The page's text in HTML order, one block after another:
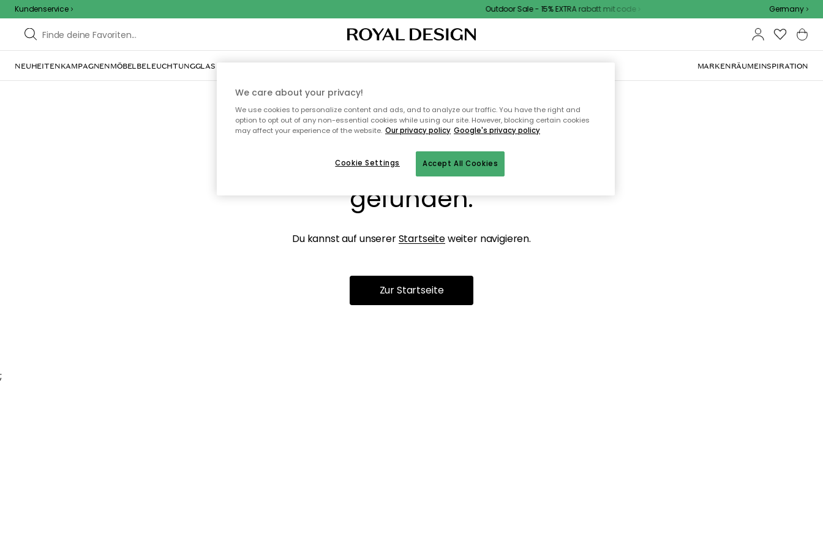
Kundenservice Outdoor Sale - 15% EXTRA rabatt mit code Germany
NEUHEITENKAMPAGNENMÖBELBELEUCHTUNGGLAS & GESCHIRRINNENEINRICHTUNGTEXTILIEN & TEPPICHEKÜCHEAUFBEWAHRUNGOUTDOOR-MÖBEL MARKENRÄUMEINSPIRATION
Ooops, die Seite wurde nicht
gefunden.
Du kannst auf unsererStartseiteweiter navigieren.
Zur Startseite
;
We care about your privacy!
We use cookies to personalize content and ads, and to analyze our traffic. You have the right and
option to opt out of any non-essential cookies while using our site. However, blocking certain cookies
may affect your experience of the website. Our privacy policy Google's privacy policy
Accept All Cookies
Cookie Settings